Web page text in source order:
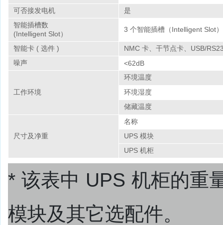
可否接发电机
是
智能插槽数
(Intelligent Slot）
3 个智能插槽（Intelligent Slot）
智能卡 ( 选件 )
NMC 卡、干节点卡、USB/
噪声
<62dB
工作环境
环境温度
环境湿度
储藏温度
尺寸及净重
名称
UPS 模块
UPS 机柜
* 该表中 UPS 机柜的重
模块及其它选配件。